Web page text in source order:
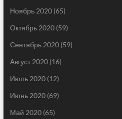
Ноябрь 2020(65)
Октябрь 2020(59)
Сентябрь 2020(59)
Август 2020(16)
Июль 2020(12)
Июнь 2020(69)
Май 2020(65)